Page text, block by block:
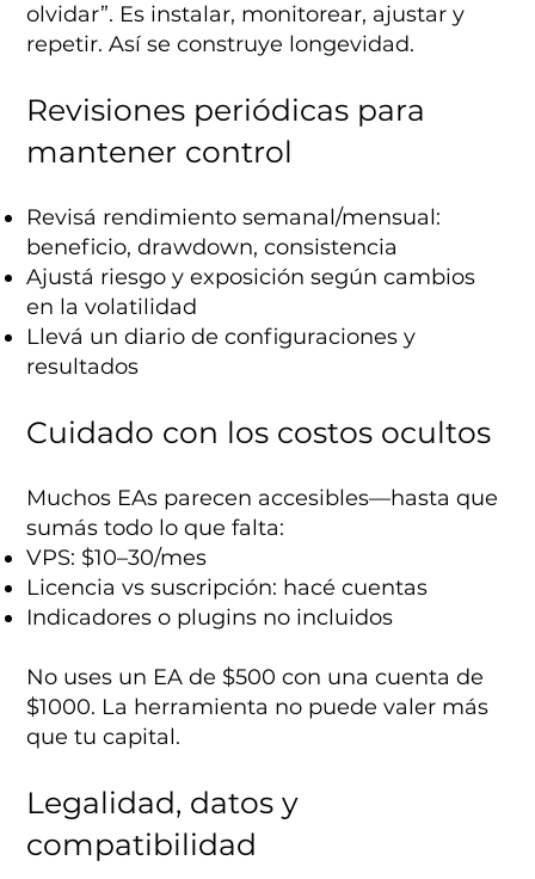
olvidar”. Es instalar, monitorear, ajustar y
repetir. Así se construye longevidad.
Revisiones periódicas para
mantener control
Revisá rendimiento semanal/mensual:
beneficio, drawdown, consistencia
Ajustá riesgo y exposición según cambios
en la volatilidad
Llevá un diario de configuraciones y
resultados
Cuidado con los costos ocultos
Muchos EAs parecen accesibles—hasta que
sumás todo lo que falta:
VPS: $10–30/mes
Licencia vs suscripción: hacé cuentas
Indicadores o plugins no incluidos
No uses un EA de $500 con una cuenta de
$1000. La herramienta no puede valer más
que tu capital.
Legalidad, datos y
compatibilidad